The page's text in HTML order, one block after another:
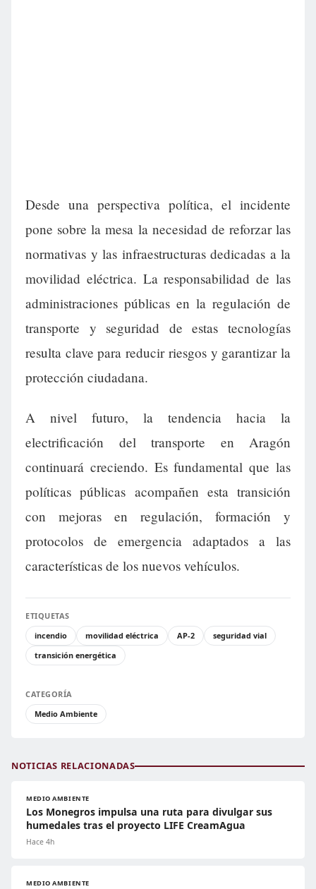
Desde una perspectiva política, el incidente
pone sobre la mesa la necesidad de reforzar las
normativas y las infraestructuras dedicadas a la
movilidad eléctrica. La responsabilidad de las
administraciones públicas en la regulación de
transporte y seguridad de estas tecnologías
resulta clave para reducir riesgos y garantizar la
protección ciudadana.
A nivel futuro, la tendencia hacia la
electrificación del transporte en Aragón
continuará creciendo. Es fundamental que las
políticas públicas acompañen esta transición
con mejoras en regulación, formación y
protocolos de emergencia adaptados a las
características de los nuevos vehículos.
ETIQUETAS
incendio
movilidad eléctrica AP-2
seguridad vial
transición energética
CATEGORÍA
Medio Ambiente
NOTICIAS RELACIONADAS
MEDIO AMBIENTE
Los Monegros impulsa una ruta para divulgar sus
humedales tras el proyecto LIFE CreamAgua
Hace 4h
MEDIO AMBIENTE